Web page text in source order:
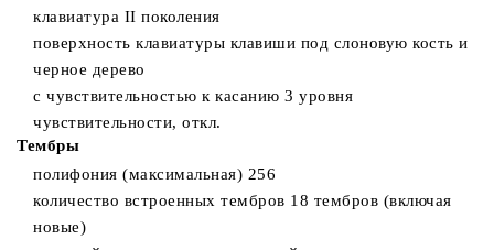
клавиатура II поколения
поверхность клавиатуры клавиши под слоновую кость и
черное дерево
с чувствительностью к касанию 3 уровня
чувствительности, откл.
Тембры
полифония (максимальная) 256
количество встроенных тембров 18 тембров (включая
новые)